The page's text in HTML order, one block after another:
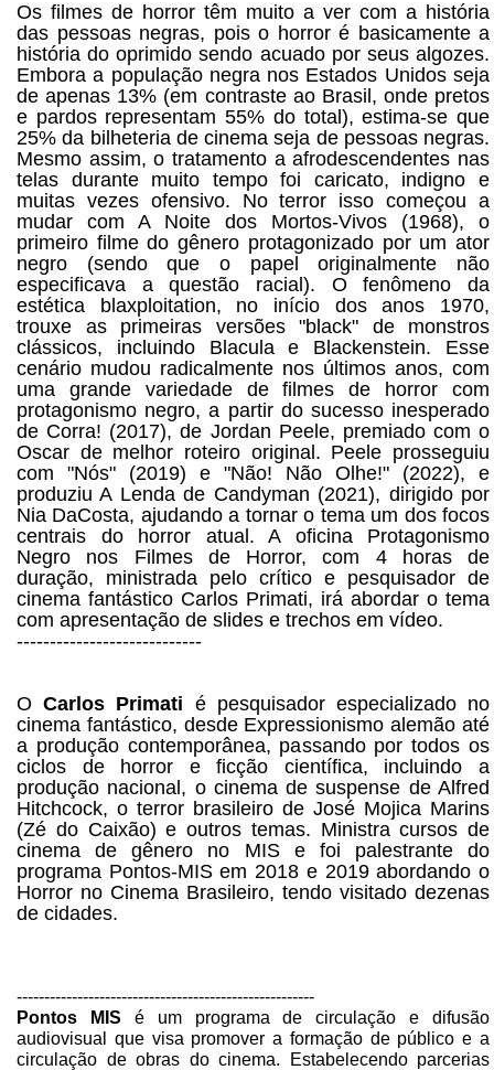
Os filmes de horror têm muito a ver com a história
das pessoas negras, pois o horror é basicamente a
história do oprimido sendo acuado por seus algozes.
Embora a população negra nos Estados Unidos seja
de apenas 13% (em contraste ao Brasil, onde pretos
e pardos representam 55% do total), estima-se que
25% da bilheteria de cinema seja de pessoas negras.
Mesmo assim, o tratamento a afrodescendentes nas
telas durante muito tempo foi caricato, indigno e
muitas vezes ofensivo. No terror isso começou a
mudar com A Noite dos Mortos-Vivos (1968), o
primeiro filme do gênero protagonizado por um ator
negro (sendo que o papel originalmente não
especificava a questão racial). O fenômeno da
estética blaxploitation, no início dos anos 1970,
trouxe as primeiras versões "black" de monstros
clássicos, incluindo Blacula e Blackenstein. Esse
cenário mudou radicalmente nos últimos anos, com
uma grande variedade de filmes de horror com
protagonismo negro, a partir do sucesso inesperado
de Corra! (2017), de Jordan Peele, premiado com o
Oscar de melhor roteiro original. Peele prosseguiu
com "Nós" (2019) e "Não! Não Olhe!" (2022), e
produziu A Lenda de Candyman (2021), dirigido por
Nia DaCosta, ajudando a tornar o tema um dos focos
centrais do horror atual. A oficina Protagonismo
Negro nos Filmes de Horror, com 4 horas de
duração, ministrada pelo crítico e pesquisador de
cinema fantástico Carlos Primati, irá abordar o tema
com apresentação de slides e trechos em vídeo.
----------------------------
OCarlos Primati é pesquisador especializado no
cinema fantástico, desde Expressionismo alemão até
a produção contemporânea, passando por todos os
ciclos de horror e ficção científica, incluindo a
produção nacional, o cinema de suspense de Alfred
Hitchcock, o terror brasileiro de José Mojica Marins
(Zé do Caixão) e outros temas. Ministra cursos de
cinema de gênero no MIS e foi palestrante do
programa Pontos-MIS em 2018 e 2019 abordando o
Horror no Cinema Brasileiro, tendo visitado dezenas
de cidades.
------------------------------------------------------
Pontos MIS é um programa de circulação e difusão
audiovisual que visa promover a formação de público e a
circulação de obras do cinema. Estabelecendo parcerias